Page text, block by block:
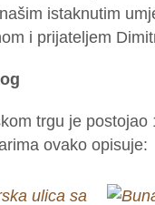
istaknutim
i prijateljem
trgu je postojao
ovako opisuje: